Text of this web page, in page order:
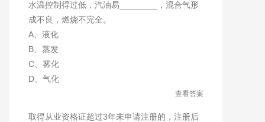
水温控制得过低，汽油易________，混合气形
成不良，燃烧不完全。
A、液化
B、蒸发
C、雾化
D、气化
查看答案
取得从业资格证超过3年未申请注册的，注册后